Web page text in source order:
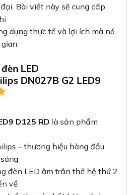
Bài viết này sẽ cung cấp
dụng thực tế và lợi ích mà nó
LED
DN027B G2 LED9
D125 RD là sản phẩm
– thương hiệu hàng đầu
đèn LED âm trần thế hệ thứ 2
về